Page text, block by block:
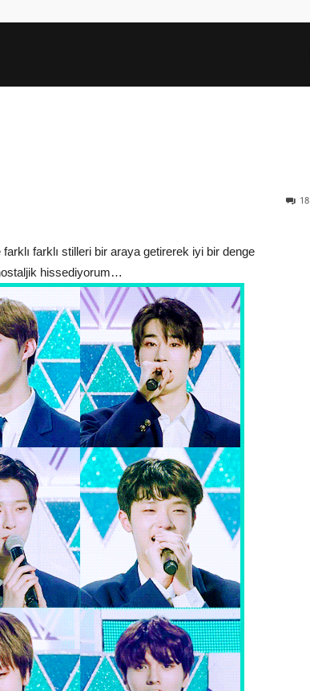
18
farklı stilleri bir araya getirerek iyi bir denge
hissediyorum…